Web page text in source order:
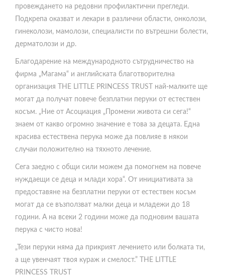
Подкрепа оказват и лекари в различни области, онколози,
гинеколози, мамолози, специалисти по вътрешни болести,
дерматолози и др.
Благодарение на международното сътрудничество на
фирма „Магама“ и английската благотворителна
организация THE LITTLE PRINCESS TRUST най-малките ще
могат да получат повече безплатни перуки от естествен
косъм. „Ние от Асоциация „Промени живота си сега!“
знаем от какво огромно значение е това за децата. Една
красива естествена перука може да повлияе в някои
случаи положително на тяхното лечение.
Сега заедно с общи сили можем да помогнем на повече
нуждаещи се деца и млади хора“. От инициативата за
предоставяне на безплатни перуки от естествен косъм
могат да се възползват малки деца и младежи до 18
години. А на всеки 2 години може да подновим вашата
перука с чисто нова!
„Тези перуки няма да прикрият лечението или болката ти,
а ще увенчаят твоя кураж и смелост.” THE LITTLE
PRINCESS TRUST